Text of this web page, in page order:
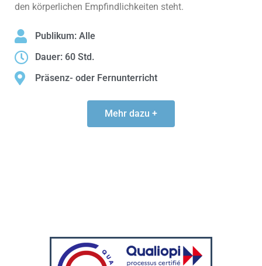
den körperlichen Empfindlichkeiten steht.
Publikum: Alle
Dauer: 60 Std.
Präsenz- oder Fernunterricht
Mehr dazu +